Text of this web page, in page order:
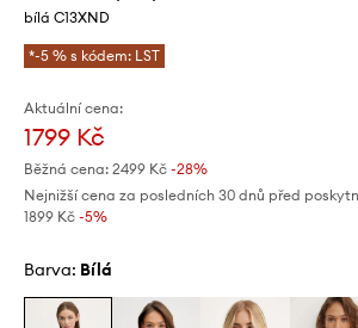
bílá C13XND
*-5 % s kódem: LST
Aktuální cena:
1799 Kč
Běžná cena: 2499 Kč -28%
Nejnižší cena za posledních 30 dnů před
1899 Kč -5%
Barva: bílá